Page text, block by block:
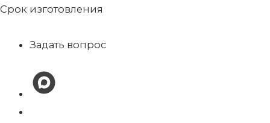
Срок изготовления
Задать вопрос